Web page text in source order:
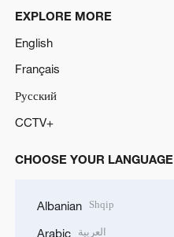
EXPLORE MORE
English
Français
Русский
CCTV+
CHOOSE YOUR LANGUAGE
Albanian Shqip
Arabic العربية